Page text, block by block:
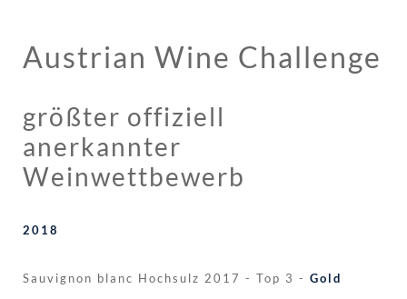
Austrian Wine Challenge
größter offiziell
anerkannter
Weinwettbewerb
2018
Sauvignon blanc Hochsulz 2017 - Top 3 - Gold